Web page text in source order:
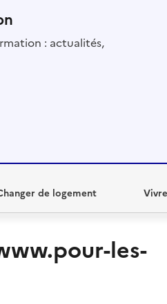
: actualités,
de logement
dans une résidence avec
Les
les-